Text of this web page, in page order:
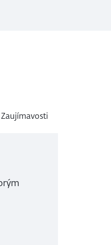
Zaujímavosti